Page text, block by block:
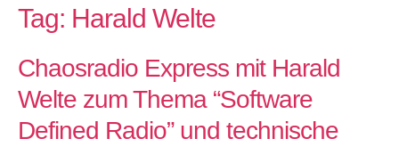
Tag: Harald Welte
Chaosradio Express mit Harald
Welte zum Thema “Software
Defined Radio” und technische